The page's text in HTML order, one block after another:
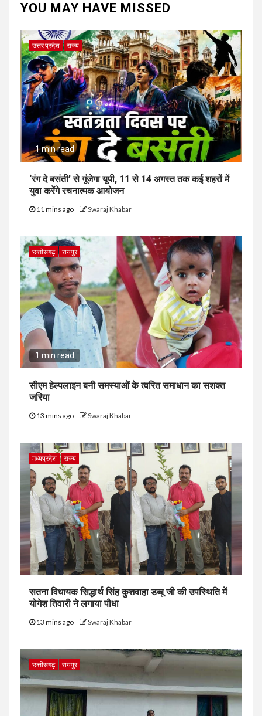
YOU MAY HAVE MISSED
उत्तर प्रदेश राज्य
1 min read
‘रंग दे बसंती’ से गूंजेगा यूपी, 11 से 14 अगस्त तक कई शहरों में
युवा करेंगे रचनात्मक आयोजन
11 mins ago Swaraj Khabar
छत्तीसगढ़ रायपुर
1 min read
सीएम हेल्पलाइन बनी समस्याओं के त्वरित समाधान का सशक्त
जरिया
13 mins ago Swaraj Khabar
मध्यप्रदेश राज्य
सतना विधायक सिद्धार्थ सिंह कुशवाहा डब्बू जी की उपस्थिति में
योगेश तिवारी ने लगाया पौधा
13 mins ago Swaraj Khabar
छत्तीसगढ़ रायपुर